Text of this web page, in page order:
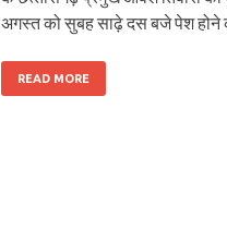
अगस्‍त को सुबह साढ़े दस बजे पेश होने
READ MORE